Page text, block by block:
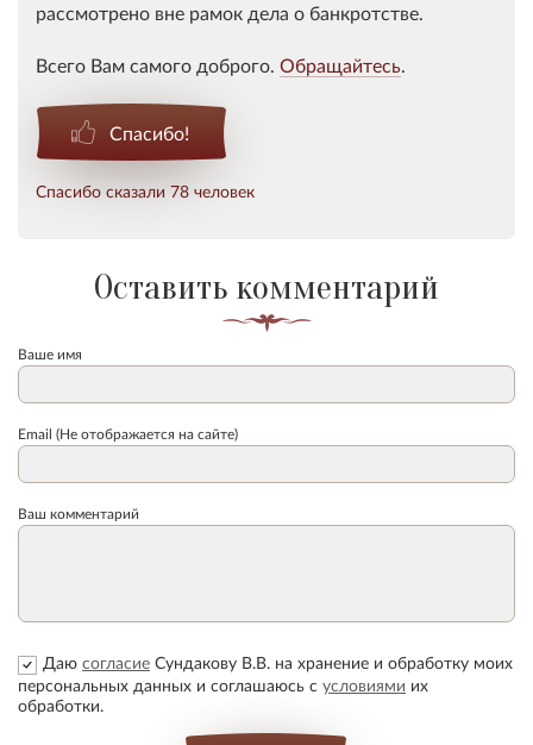
рассмотрено вне рамок дела о банкротстве.
Всего Вам самого доброго. Обращайтесь.
Спасибо!
Спасибо сказали 78 человек
Оставить комментарий
Ваше имя
Email (Не отображается на сайте)
Ваш комментарий
Даю согласие Сундакову В.В. на хранение и обработку моих
персональных данных и соглашаюсь с условиями их
обработки.